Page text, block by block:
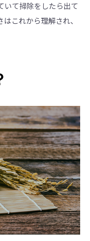
いて掃除をしたら出て
これから理解され、